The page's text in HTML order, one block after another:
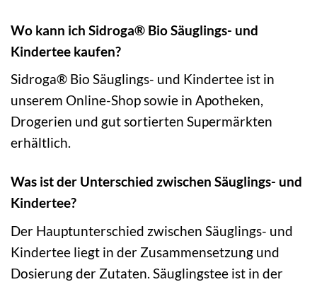
Wo kann ich Sidroga® Bio Säuglings- und
Kindertee kaufen?
Sidroga® Bio Säuglings- und Kindertee ist in
unserem Online-Shop sowie in Apotheken,
Drogerien und gut sortierten Supermärkten
erhältlich.
Was ist der Unterschied zwischen Säuglings- und
Kindertee?
Der Hauptunterschied zwischen Säuglings- und
Kindertee liegt in der Zusammensetzung und
Dosierung der Zutaten. Säuglingstee ist in der